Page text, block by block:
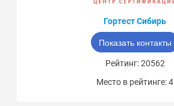
Гортест Сибирь
Показать контакты
Рейтинг: 20562
Место в рейтинге: 4